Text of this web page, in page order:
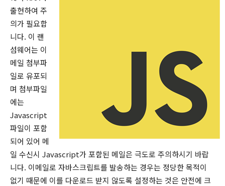
출현하여 주
의가 필요합
니다. 이 랜
섬웨어는 이
메일 첨부파
일로 유포되
며 첨부파일
에는
Javascript
파일이 포함
되어 있어 메
일 수신시 Javascript가 포함된 메일은 극도로 주의하시기 바랍
니다. 이메일로 자바스크립트를 발송하는 경우는 정당한 목적이
없기 때문에 이를 다운로드 받지 않도록 설정하는 것은 안전에 크